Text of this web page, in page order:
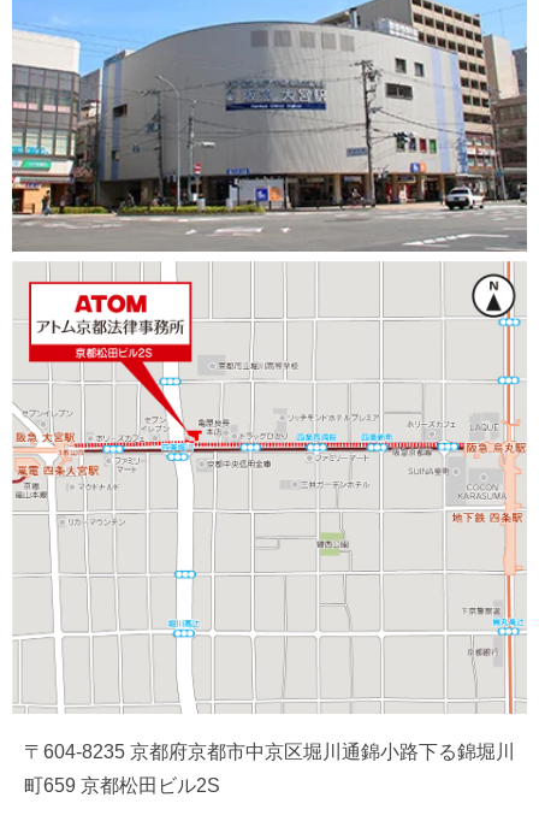
〒604-8235 京都府京都市中京区堀川通錦小路下る錦堀川
町659 京都松田ビル2S